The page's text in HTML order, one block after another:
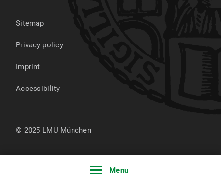
Menu
Sitemap
Privacy policy
Imprint
Accessibility
© 2025 LMU München